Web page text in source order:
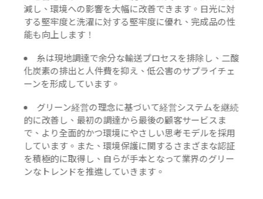
減し、環境への影響を大幅に改善できます。日光に対
する堅牢度と洗濯に対する堅牢度に優れ、完成品の性
能も向上します！
糸は現地調達で余分な輸送プロセスを排除し、二酸
化炭素の排出と人件費を抑え、低公害のサプライチェ
ーンを形成しています。
グリーン経営の理念に基づいて経営システムを継続
的に改善し、最初の調達から最後の顧客サービスま
で、より全面的かつ環境にやさしい思考モデルを採用
しています。また、環境保護に関するさまざまな認証
を積極的に取得し、自らが手本となって業界のグリー
ンなトレンドを推進していきます。